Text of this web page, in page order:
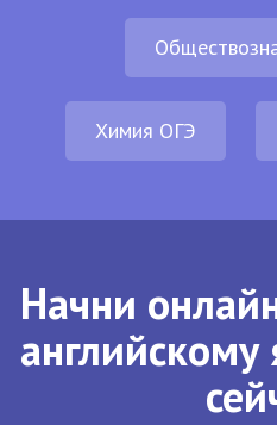
Химия ОГЭ
Начни